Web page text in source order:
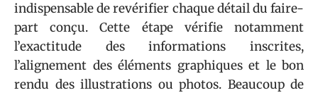
indispensable de revérifier chaque détail du faire-
part conçu. Cette étape vérifie notamment
l’exactitude des informations inscrites,
l’alignement des éléments graphiques et le bon
rendu des illustrations ou photos. Beaucoup de